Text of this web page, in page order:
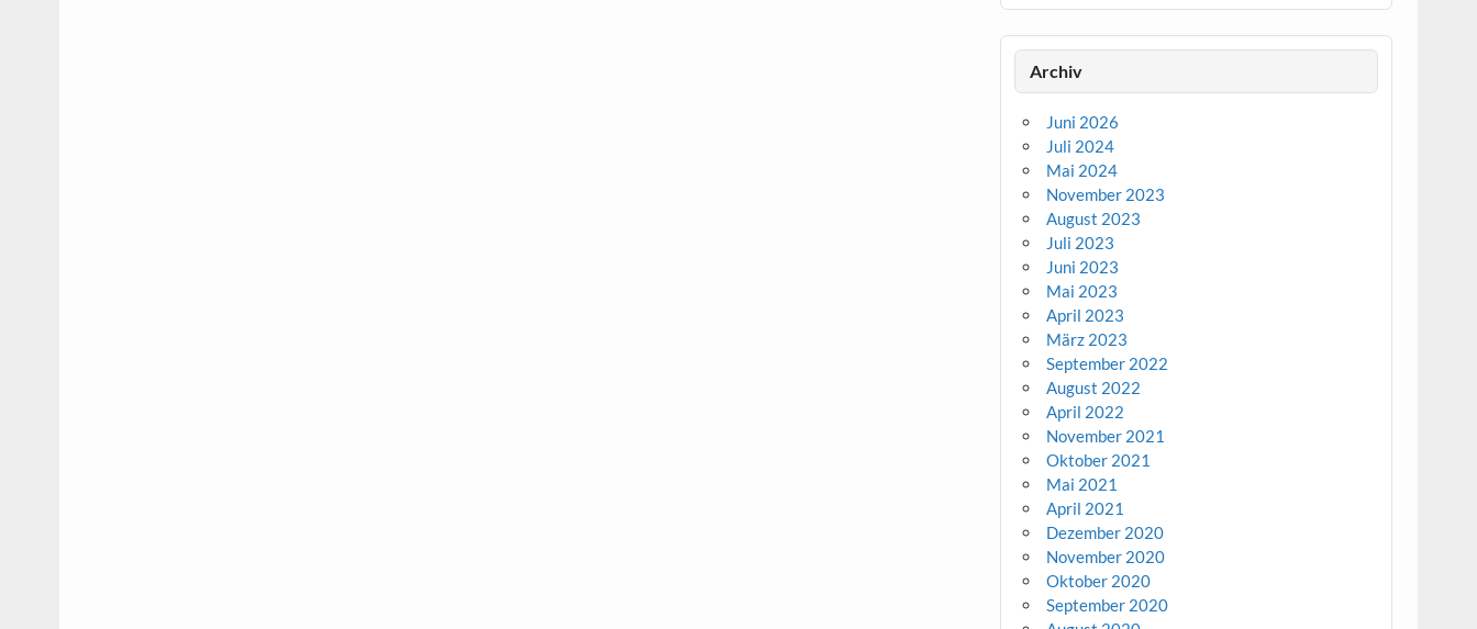
Archiv
Juni 2026
Juli 2024
Mai 2024
November 2023
August 2023
Juli 2023
Juni 2023
Mai 2023
April 2023
März 2023
September 2022
August 2022
April 2022
November 2021
Oktober 2021
Mai 2021
April 2021
Dezember 2020
November 2020
Oktober 2020
September 2020